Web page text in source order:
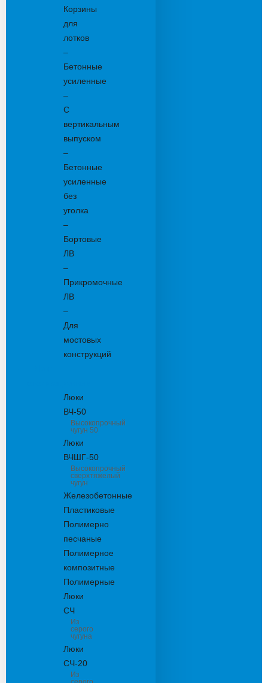
Корзины
для
лотков
–
Бетонные
усиленные
–
С
вертикальным
выпуском
–
Бетонные
усиленные
без
уголка
–
Бортовые
ЛВ
–
Прикромочные
ЛВ
–
Для
мостовых
конструкций
Люки
ВЧ-50
Высокопрочный
чугун 50
Люки
ВЧШГ-50
Высокопрочный
сверхтяжелый
чугун
Железобетонные
Пластиковые
Полимерно
песчаные
Полимерное
композитные
Полимерные
Люки
СЧ
Из
серого
чугуна
Люки
СЧ-20
Из